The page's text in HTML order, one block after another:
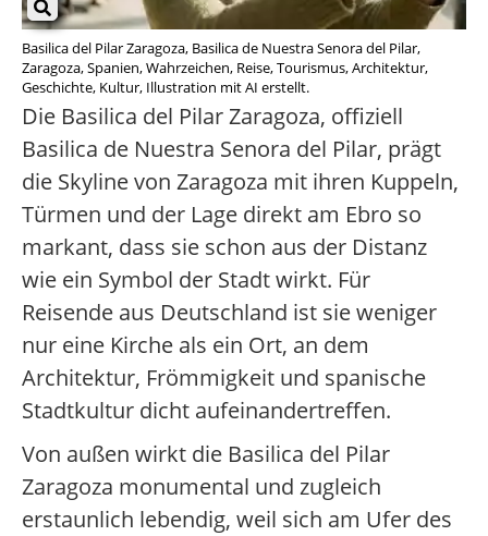
Basilica del Pilar Zaragoza, Basilica de Nuestra Senora del Pilar,
Zaragoza, Spanien, Wahrzeichen, Reise, Tourismus, Architektur,
Geschichte, Kultur, Illustration mit AI erstellt.
Die Basilica del Pilar Zaragoza, offiziell
Basilica de Nuestra Senora del Pilar, prägt
die Skyline von Zaragoza mit ihren Kuppeln,
Türmen und der Lage direkt am Ebro so
markant, dass sie schon aus der Distanz
wie ein Symbol der Stadt wirkt. Für
Reisende aus Deutschland ist sie weniger
nur eine Kirche als ein Ort, an dem
Architektur, Frömmigkeit und spanische
Stadtkultur dicht aufeinandertreffen.
Von außen wirkt die Basilica del Pilar
Zaragoza monumental und zugleich
erstaunlich lebendig, weil sich am Ufer des